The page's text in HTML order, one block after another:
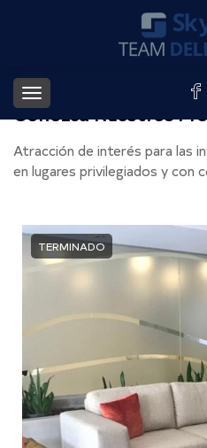
Toggle
navigation
Conozca Nuestros
Atracción de interés para las
en lugares privilegiados y con
TERMINADO